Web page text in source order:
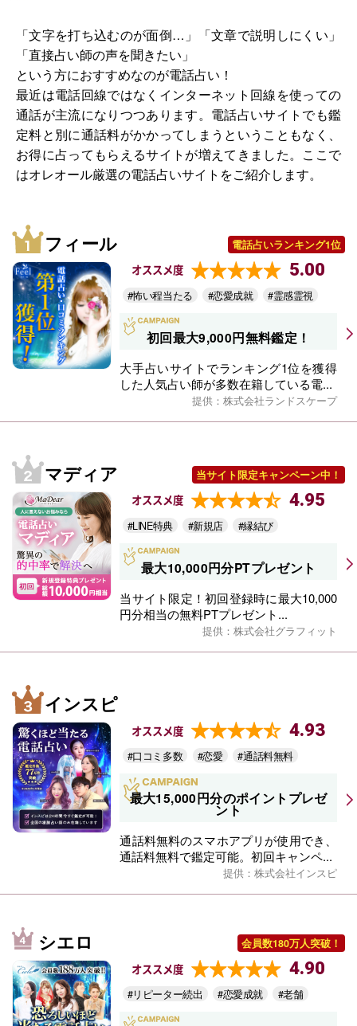
「文字を打ち込むのが面倒…」「文章で説明しにくい」
「直接占い師の声を聞きたい」
という方におすすめなのが電話占い！
最近は電話回線ではなくインターネット回線を使っての
通話が主流になりつつあります。電話占いサイトでも鑑
定料と別に通話料がかかってしまうということもなく、
お得に占ってもらえるサイトが増えてきました。ここで
はオレオール厳選の電話占いサイトをご紹介します。
フィール 電話占いランキング1位
オススメ度 5.00
#怖い程当たる #恋愛成就 #霊感霊視
初回最大9,000円無料鑑定！
大手占いサイトでランキング1位を獲得
した人気占い師が多数在籍している電...
提供：株式会社ランドスケープ
マディア 当サイト限定キャンペーン中！
オススメ度 4.95
#LINE特典 #新規店 #縁結び
最大10,000円分PTプレゼント
当サイト限定！初回登録時に最大10,000
円分相当の無料PTプレゼント...
提供：株式会社グラフィット
インスピ
オススメ度 4.93
#口コミ多数 #恋愛 #通話料無料
最大15,000円分のポイントプレゼ
ント
通話料無料のスマホアプリが使用でき、
通話料無料で鑑定可能。初回キャンペ...
提供：株式会社インスピ
シエロ 会員数180万人突破！
オススメ度 4.90
#リピーター続出 #恋愛成就 #老舗